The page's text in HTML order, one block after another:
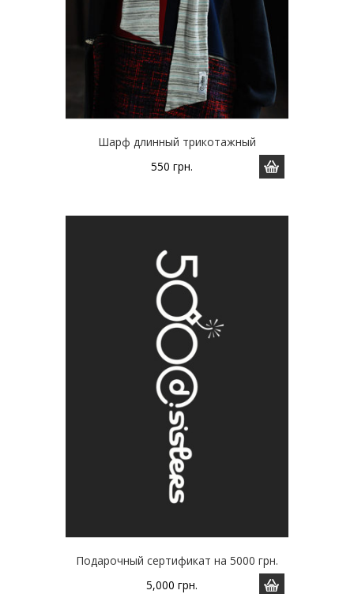
Шарф длинный трикотажный
550 грн.
Подарочный сертификат на 5000 грн.
5,000 грн.